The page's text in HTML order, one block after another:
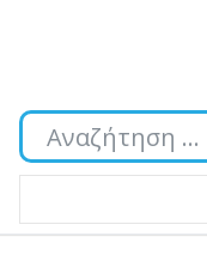
Αναζήτηση...